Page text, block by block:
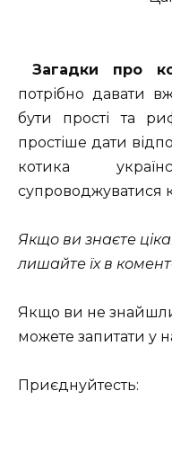
Загадки про
потрібно давати
бути прості та
простіше дати
котика
супроводжуватися
Якщо ви знаєте
лишайте їх в
Якщо ви не знайшли
можете запитати у
Приєднуйтесть: